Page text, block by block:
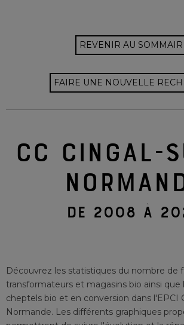
REVENIR AU
FAIRE UNE NOUVELLE
CC CINGAL-
DE 2008 À
Découvrez les statistiques du nombre de
transformateurs et magasins bio ainsi que
cheptels bio et en conversion dans l'EPCI
Normande. Les différents graphiques